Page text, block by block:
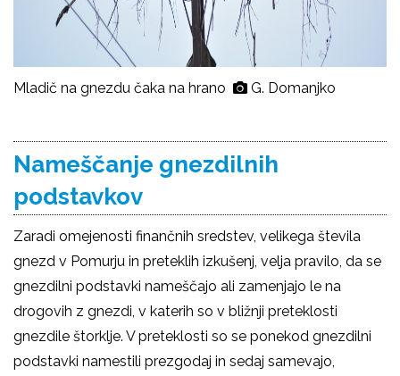
Mladič na gnezdu čaka na hrano G. Domanjko
Nameščanje gnezdilnih
podstavkov
Zaradi omejenosti finančnih sredstev, velikega števila
gnezd v Pomurju in preteklih izkušenj, velja pravilo, da se
gnezdilni podstavki nameščajo ali zamenjajo le na
drogovih z gnezdi, v katerih so v bližnji preteklosti
gnezdile štorklje. V preteklosti so se ponekod gnezdilni
podstavki namestili prezgodaj in sedaj samevajo,